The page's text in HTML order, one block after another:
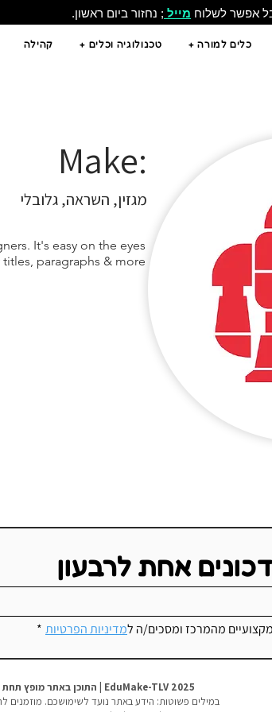
אפשר לשלוח מייל ; נחזור ביום ראשון.
כלים למורה + טכנולוגיה וכלים + קהילה
:Make
מגזין, השראה, גלובלי
It's easy on the eyes
paragraphs & more.
אחת לרבעון
מהמרכז ומסכים/ה למדיניות הפרטיות *
במילים פשוטות: הידע באתר נועד לשימושכם. מוזמנים